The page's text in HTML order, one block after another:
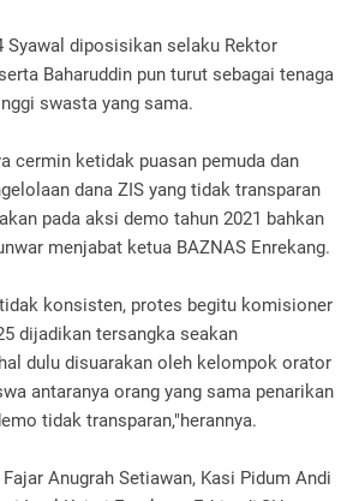
Syawal diposisikan selaku Rektor
Baharuddin pun turut sebagai tenaga
swasta yang sama.
cermin ketidak puasan pemuda dan
dana ZIS yang tidak transparan
pada aksi demo tahun 2021 bahkan
menjabat ketua BAZNAS Enrekang.
konsisten, protes begitu komisioner
dijadikan tersangka seakan
dulu disuarakan oleh kelompok orator
antaranya orang yang sama penarikan
tidak transparan,"herannya.
Anugrah Setiawan, Kasi Pidum Andi